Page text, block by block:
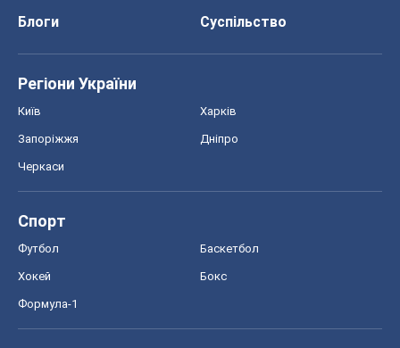
Блоги
Суспільство
Регіони України
Київ Харків
Запоріжжя Дніпро
Черкаси
Спорт
Футбол Баскетбол
Хокей Бокс
Формула-1